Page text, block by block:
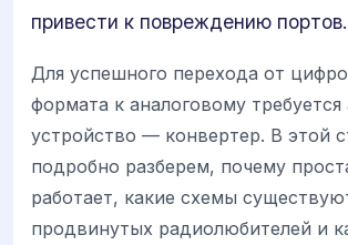
привести к повреждению портов.
Для успешного перехода от
формата к аналоговому требуется
устройство — конвертер. В этой
подробно разберем, почему
работает, какие схемы
продвинутых радиолюбителей и